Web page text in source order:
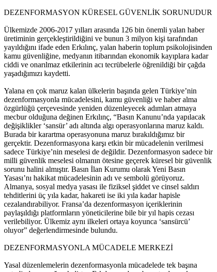
DEZENFORMASYON KÜRESEL GÜVENLİK SORUNUDUR
Ülkemizde 2006-2017 yılları arasında 126 bin önemli yalan haber
üretiminin gerçekleştirildiğini ve bunun 3 milyon kişi tarafından
yayıldığını ifade eden Erkılınç, yalan haberin toplum psikolojisinden
kamu güvenliğine, medyanın itibarından ekonomik kayıplara kadar
ciddi ve onarılmaz etkilerinin acı tecrübelerle öğrenildiği bir çağda
yaşadığımızı kaydetti.
Yalana en çok maruz kalan ülkelerin başında gelen Türkiye’nin
dezenformasyonla mücadelesini, kamu güvenliği ve haber alma
özgürlüğü çerçevesinde yeniden düzenleyecek adımları atmaya
mecbur olduğuna değinen Erkılınç, “Basın Kanunu’nda yapılacak
değişiklikler ‘sansür’ adı altında algı operasyonlarına maruz kaldı.
Burada bir karartma operasyonuna maruz bırakıldığımız bir
gerçektir. Dezenformasyona karşı etkin bir mücadelenin verilmesi
sadece Türkiye’nin meselesi de değildir. Dezenformasyon sadece bir
milli güvenlik meselesi olmanın ötesine geçerek küresel bir güvenlik
sorunu halini almıştır. Basın İlan Kurumu olarak Yeni Basın
Yasası’nı hakikat mücadelesinin adı ve sembolü görüyoruz.
Almanya, sosyal medya yasası ile fiziksel şiddet ve cinsel saldırı
tehditlerini üç yıla kadar, hakareti ise iki yıla kadar hapisle
cezalandırabiliyor. Fransa’da dezenformasyon içeriklerinin
paylaşıldığı platformların yöneticilerine bile bir yıl hapis cezası
verilebiliyor. Ülkemiz aynı ilkeleri ortaya koyunca ‘sansürcü’
oluyor” değerlendirmesinde bulundu.
DEZENFORMASYONLA MÜCADELE MERKEZİ
Yasal düzenlemelerin dezenformasyonla mücadelede tek başına